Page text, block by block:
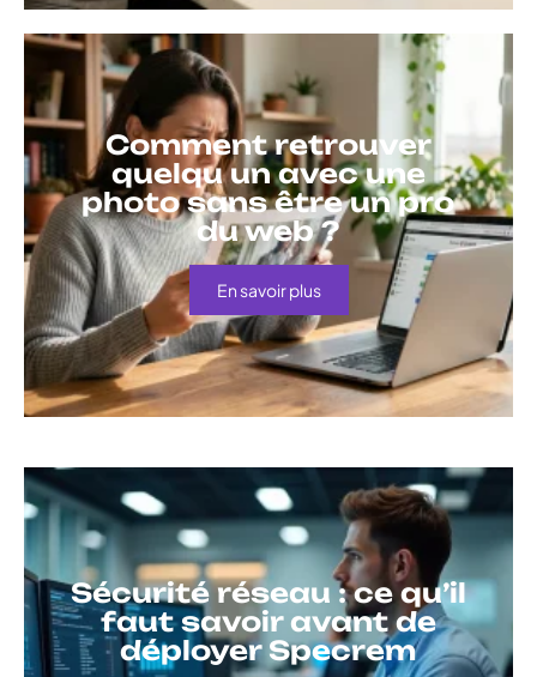
Comment retrouver
quelqu un avec une
photo sans être un pro
du web ?
En savoir plus
Sécurité réseau : ce qu’il
faut savoir avant de
déployer Specrem